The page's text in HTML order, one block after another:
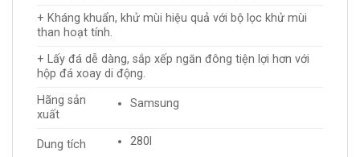
+ Kháng khuẩn, khử mùi hiệu quả với bộ lọc khử mùi
than hoạt tính.
+ Lấy đá dễ dàng, sắp xếp ngăn đông tiện lợi hơn với
hộp đá xoay di động.
Hãng sản
xuất
Samsung
Dung tích 280l